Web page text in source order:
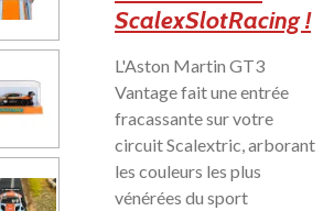
ScalexSlotRacing !
L'Aston Martin GT3
Vantage fait une entrée
fracassante sur votre
circuit Scalextric, arborant
les couleurs les plus
vénérées du sport